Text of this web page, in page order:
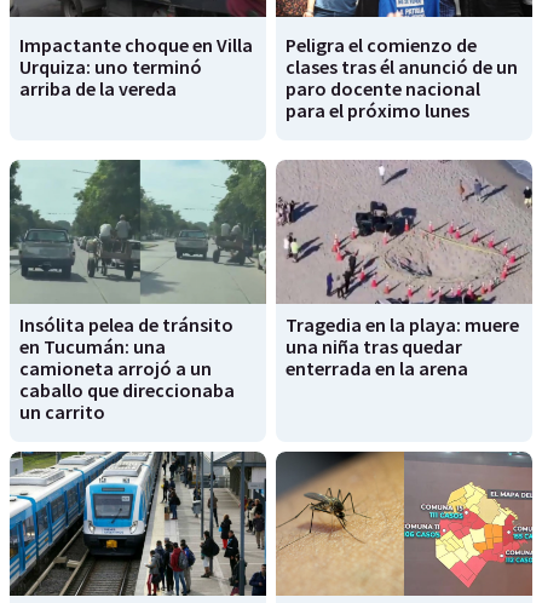
Impactante choque en Villa
Urquiza: uno terminó
arriba de la vereda
Peligra el comienzo de
clases tras él anunció de un
paro docente nacional
para el próximo lunes
Insólita pelea de tránsito
en Tucumán: una
camioneta arrojó a un
caballo que direccionaba
un carrito
Tragedia en la playa: muere
una niña tras quedar
enterrada en la arena